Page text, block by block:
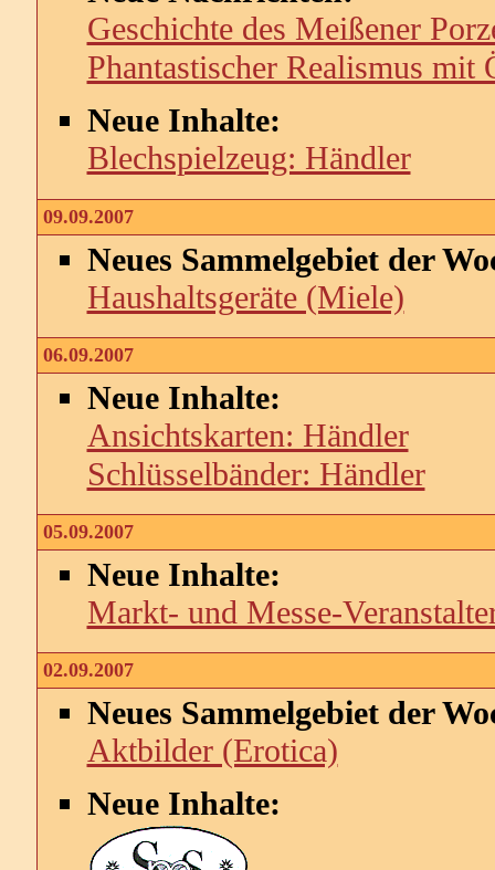
Geschichte des Meißener
Phantastischer Realismus mit
Neue Inhalte:
Blechspielzeug: Händler
09.09.2007
Neues Sammelgebiet der
Haushaltsgeräte (Miele)
06.09.2007
Neue Inhalte:
Ansichtskarten: Händler
Schlüsselbänder: Händler
05.09.2007
Neue Inhalte:
Markt- und Messe-
02.09.2007
Neues Sammelgebiet der
Aktbilder (Erotica)
Neue Inhalte: